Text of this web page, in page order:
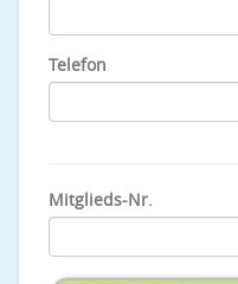
Telefon
Mitglieds-Nr.